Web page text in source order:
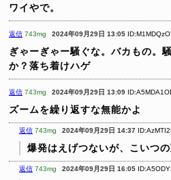
ワイやで。
返信 743mg 2024年09月29日 13:05
ぎゃーぎゃー騒ぐな。バカもの。
か？落ち着けハゲ
返信 743mg 2024年09月29日 13:09
ズームを繰り返すな無能かよ
返信 743mg 2024年09月29日 14:37
爆発はえげつないが、こいつ
返信 743mg 2024年09月29日 16:05